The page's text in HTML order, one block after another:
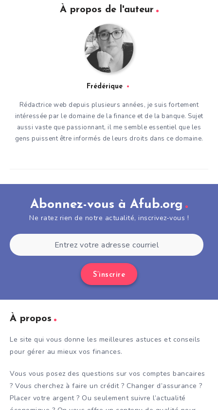
À propos de l'auteur
Frédérique
Rédactrice web depuis plusieurs années, je suis fortement
intéressée par le domaine de la finance et de la banque. Sujet
aussi vaste que passionnant, il me semble essentiel que les
gens puissent être informés de leurs droits dans ce domaine.
Abonnez-vous à Afub.org
Ne ratez rien de notre actualité, inscrivez-vous !
S’inscrire
À propos
Le site qui vous donne les meilleures astuces et conseils
pour gérer au mieux vos finances.
Vous vous posez des questions sur vos comptes bancaires
? Vous cherchez à faire un crédit ? Changer d’assurance ?
Placer votre argent ? Ou seulement suivre l’actualité